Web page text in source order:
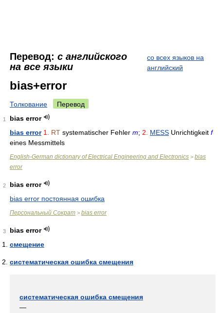
Перевод: с английского
на все языки
со всех языков на
английский
bias+error
Толкование Перевод
1
bias error
bias error 1. RT systematischer Fehler m; 2. MESS Unrichtigkeit f
eines Messmittels
English-German dictionary of Electrical Engineering and Electronics > bias
error
2
bias error
bias error постоянная ошибка
Персональный Сократ > bias error
3
bias error
смещение
систематическая ошибка смещения
систематическая ошибка смещения
—